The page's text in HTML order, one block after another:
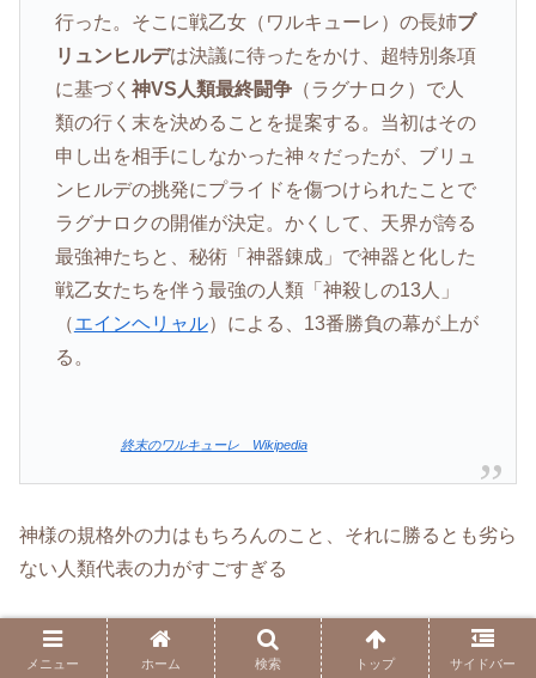
行った。そこに戦乙女（ワルキューレ）の長姉ブ
リュンヒルデは決議に待ったをかけ、超特別条項
に基づく 神VS人類最終闘争（ラグナロク）で人
類の行く末を決めることを提案する。当初はその
申し出を相手にしなかった神々だったが、ブリュ
ンヒルデの挑発にプライドを傷つけられたことで
ラグナロクの開催が決定。かくして、天界が誇る
最強神たちと、秘術「神器錬成」で神器と化した
戦乙女たちを伴う最強の人類「神殺しの13人」
（エインヘリャル）による、13番勝負の幕が上が
る。
終末のワルキューレ Wikipedia
神様の規格外の力はもちろんのこと、それに勝るとも劣ら
ない人類代表の力がすごすぎる
神の圧勝かと思いきやそうでもない、互いの思いのぶつけ
合いが面白いです
メニュー ホーム 検索 トップ サイドバー